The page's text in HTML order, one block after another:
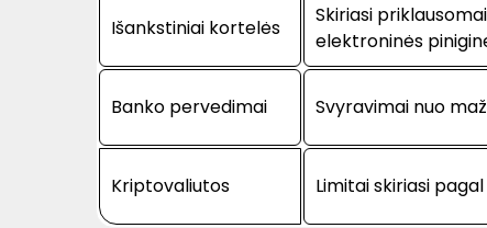
Išankstiniai kortelės
Skiriasi
elektroninės
Banko pervedimai Svyravimai nuo
Kriptovaliutos Limitai skiriasi